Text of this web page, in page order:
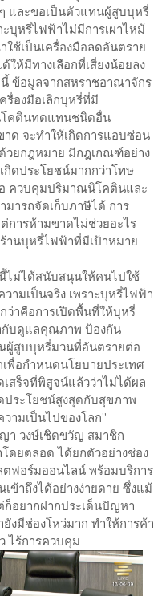
ๆ และขอเป็นตัวแทนผู้สูบบุหรี่
บุหรี่ไฟฟ้าไม่มีการเผาไหม้
ช้เป็นเครื่องมือลดอันตราย
ห้มีทางเลือกที่เสี่ยงน้อยลง
ข้อมูลจากสหราชอาณาจักร
รื่องมือเลิกบุหรี่ที่มี
โคตินทดแทนชนิดอื่น
ด จะทำให้เกิดการแอบซ่อน
วยกฎหมาย มีกฎเกณฑ์อย่าง
กิดประโยชน์มากกว่าโทษ
ควบคุมปริมาณนิโคตินและ
ารถจัดเก็บภาษีได้ การ
การห้ามขาดไม่ช่วยอะไร
านบุหรี่ไฟฟ้าที่มีเป้าหมาย
ไม่ได้สนับสนุนให้คนไปใช้
ามเป็นจริง เพราะบุหรี่ไฟฟ้า
ว่าคือการเปิดพื้นที่ให้บุหรี่
กับดูแลคุณภาพ ป้องกัน
ผู้สูบบุหรี่มวนที่อันตรายต่อ
พื่อกำหนดนโยบายประเทศ
สร็จที่พิสูจน์แล้วว่าไม่ได้ผล
ประโยชน์สูงสุดกับสุขภาพ
ามเป็นไปของโลก”
า วงษ์เชิดขวัญ สมาชิก
ดยตลอด ได้ยกตัวอย่างช่อง
ฟอร์มออนไลน์ พร้อมบริการ
ข้าถึงได้อย่างง่ายดาย ซึ่งแม้
ก็อยากฝากประเด็นปัญหา
งมีช่องโหว่มาก ทำให้การค้า
ไร้การควบคุม